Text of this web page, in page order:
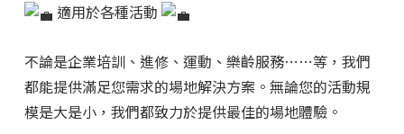
適用於各種活動
不論是企業培訓、進修、運動、樂齡服務⋯⋯等，我們
都能提供滿足您需求的場地解決方案。無論您的活動規
模是大是小，我們都致力於提供最佳的場地體驗。